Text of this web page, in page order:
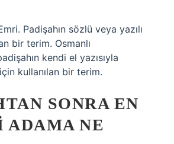
Padişahın sözlü veya yazılı
bir terim. Osmanlı
kendi el yazısıyla
kullanılan bir terim.
SONRA EN
NE